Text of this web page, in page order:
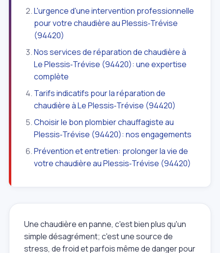
L'urgence d'une intervention professionnelle
pour votre chaudière au Plessis‑Trévise
(94420)
Nos services de réparation de chaudière à
Le Plessis‑Trévise (94420): une expertise
complète
Tarifs indicatifs pour la réparation de
chaudière à Le Plessis‑Trévise (94420)
Choisir le bon plombier chauffagiste au
Plessis‑Trévise (94420): nos engagements
Prévention et entretien: prolonger la vie de
votre chaudière au Plessis‑Trévise (94420)
Une chaudière en panne, c'est bien plus qu'un
simple désagrément; c'est une source de
stress, de froid et parfois même de danger pour